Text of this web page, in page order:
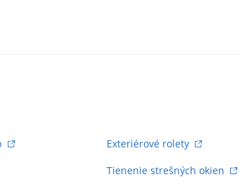
Exteriérové rolety
Tienenie strešných okien